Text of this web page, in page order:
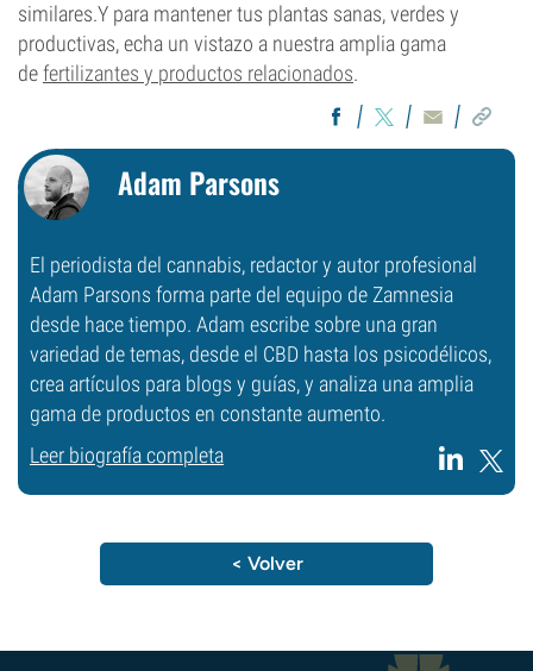
similares.Y para mantener tus plantas sanas, verdes y
productivas, echa un vistazo a nuestra amplia gama
defertilizantes y productos relacionados.
Adam Parsons
El periodista del cannabis, redactor y autor profesional
Adam Parsons forma parte del equipo de Zamnesia
desde hace tiempo. Adam escribe sobre una gran
variedad de temas, desde el CBD hasta los psicodélicos,
crea artículos para blogs y guías, y analiza una amplia
gama de productos en constante aumento.
Leer biografía completa
< Volver